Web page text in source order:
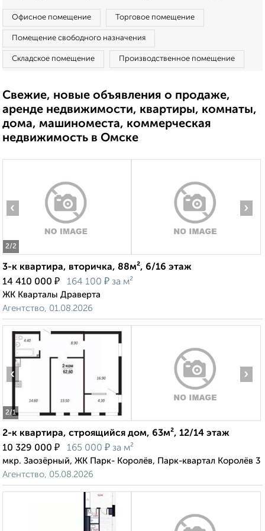
Офисное помещение Торговое помещение
Помещение свободного назначения
Складское помещение Производственное помещение
Свежие, новые объявления о продаже,
аренде недвижимости, квартиры, комнаты,
дома, машиноместа, коммерческая
недвижимость в Омске
2/2
‹ ›
3-к квартира, вторичка, 88м², 6/16 этаж
14 410 000 ₽ 164 100 ₽ за м²
ЖК Кварталы Драверта
Агентство, 01.08.2026
2/1
‹ ›
2-к квартира, строящийся дом, 63м², 12/14 этаж
10 329 000 ₽ 165 000 ₽ за м²
мкр. Заозёрный, ЖК Парк- Королёв, Парк-квартал Королёв 3
Агентство, 05.08.2026